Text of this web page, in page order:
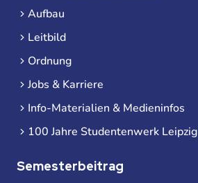
Aufbau
Leitbild
Ordnung
Jobs & Karriere
Info-Materialien & Medieninfos
100 Jahre Studentenwerk Leipzig
Semesterbeitrag